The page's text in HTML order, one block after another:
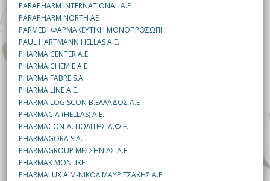
PARAPHARM INTERNATIONAL A.E
PARAPHARM NORTH AE
PARMEDI ΦΑΡΜΑΚΕΥΤΙΚΗ ΜΟΝΟΠΡΟΣΩΠΗ
PAUL HARTMANN HELLAS A.E.
PHARMA CENTER A.E
PHARMA CHEMIE A.E
PHARMA FABRE S.A.
PHARMA LINE A.E.
PHARMA LOGISCON Β.ΕΛΛΑΔΟΣ Α.Ε
PHARMACIA (HELLAS) A.E.
PHARMACON Δ. ΠΟΛΙΤΗΣ Α.Φ.Ε.
PHARMAGORA S.A.
PHARMAGROUP ΜΕΣΣΗΝΙΑΣ Α.Ε.
PHARMAK MON .IKE
PHARMALUX ΑΙΜ-ΝΙΚΟΛ ΜΑΥΡΙΤΣΑΚΗΣ A.E